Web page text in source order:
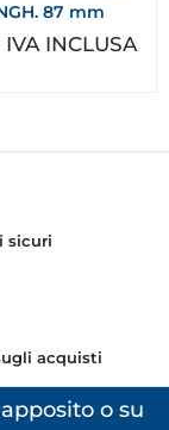
87 mm
IVA INCLUSA
sicuri
acquisti
o su